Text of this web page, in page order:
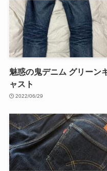
魅惑の鬼デニム グリーン
ャスト
2022/06/29